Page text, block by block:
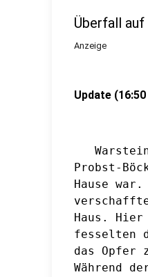
Überfall auf
Anzeige
Update
Probst-
Hause
Haus.
fesselten
das Opfer
Während